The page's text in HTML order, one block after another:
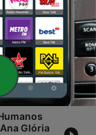
Com
e Direitos
Glória